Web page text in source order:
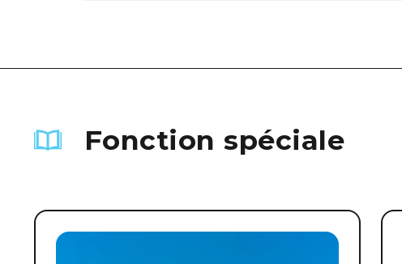
Fonction spéciale